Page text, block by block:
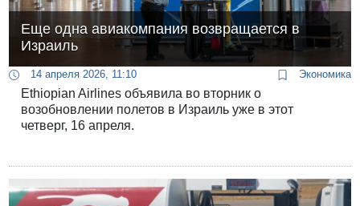
Еще одна авиакомпания возвращается в
Израиль
14 апреля 2026, 11:10 Экономика
Ethiopian Airlines объявила во вторник о
возобновлении полетов в Израиль уже в этот
четверг, 16 апреля.